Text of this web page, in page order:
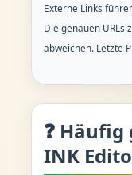
Externe Links
Die genauen URLs
abweichen. Letzte
❓
INK